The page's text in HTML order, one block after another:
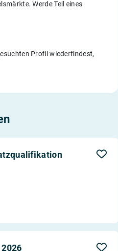
Werde Teil eines
Profil wiederfindest,